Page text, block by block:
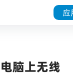
应
脑上无线